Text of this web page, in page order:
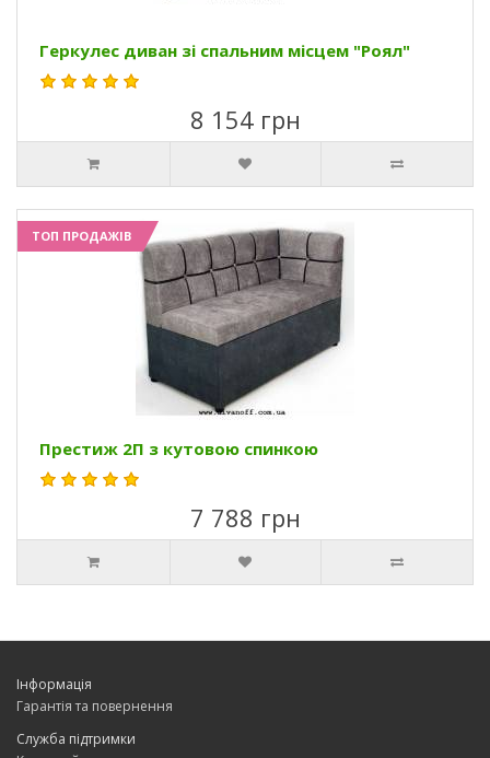
Геркулес диван зі спальним місцем "Роял"
8 154 грн
ТОП ПРОДАЖІВ
Престиж 2П з кутовою спинкою
7 788 грн
Інформація
Гарантія та повернення
Служба підтримки